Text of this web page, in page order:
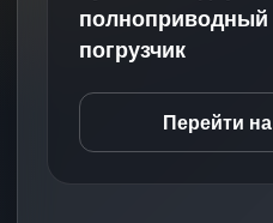
погрузчик
Перейти